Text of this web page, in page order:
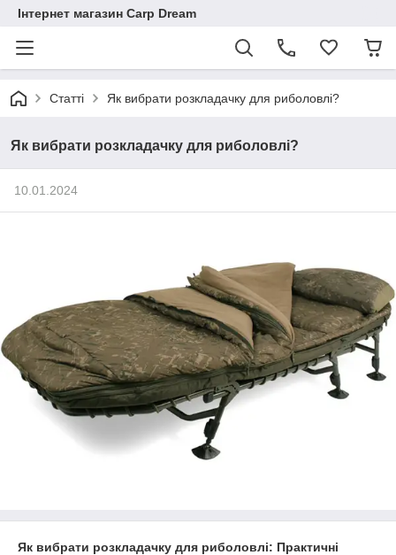
Інтернет магазин Carp Dream
Статті Як вибрати розкладачку для риболовлі?
Як вибрати розкладачку для риболовлі?
10.01.2024
Як вибрати розкладачку для риболовлі: Практичні